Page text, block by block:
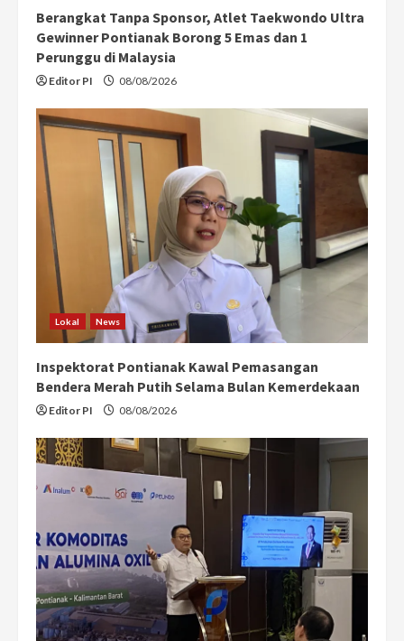
Berangkat Tanpa Sponsor, Atlet Taekwondo Ultra
Gewinner Pontianak Borong 5 Emas dan 1
Perunggu di Malaysia
Editor PI 08/08/2026
Lokal News
Inspektorat Pontianak Kawal Pemasangan
Bendera Merah Putih Selama Bulan Kemerdekaan
Editor PI 08/08/2026